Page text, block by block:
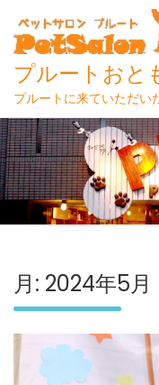
Skip
to
content
プルートおと
プルートに来ていただい
月: 2024年5月